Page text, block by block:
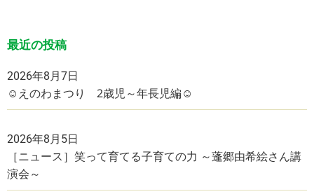
最近の投稿
2026年8月7日
☺えのわまつり 2歳児～年長児編☺
2026年8月5日
［ニュース］笑って育てる子育ての力 ～蓬郷由希絵さん講
演会～